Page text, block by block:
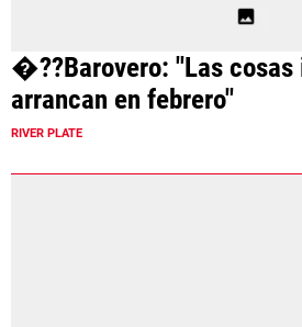
�??Barovero: "Las
arrancan en febrero"
RIVER PLATE